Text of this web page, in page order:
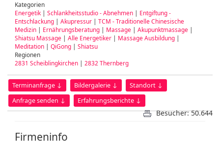
Kategorien
Energetik | Schlankheitsstudio - Abnehmen | Entgiftung -
Entschlackung | Akupressur | TCM - Traditionelle Chinesische
Medizin | Ernährungsberatung | Massage | Akupunktmassage |
Shiatsu Massage | Alle Energetiker | Massage Ausbildung |
Meditation | QiGong | Shiatsu
Regionen
2831 Scheiblingkirchen | 2832 Thernberg
Terminanfrage ↓ Bildergalerie ↓
Standort ↓
Anfrage senden ↓
Erfahrungsberichte ↓
Besucher: 50.644
Firmeninfo